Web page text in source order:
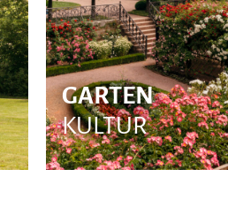
GARTEN
KULTUR